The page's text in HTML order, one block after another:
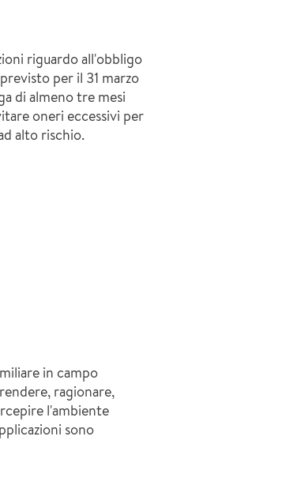
riguardo all'obbligo
per il 31 marzo
di almeno tre mesi
oneri eccessivi per
alto rischio.
in campo
ragionare,
l'ambiente
sono